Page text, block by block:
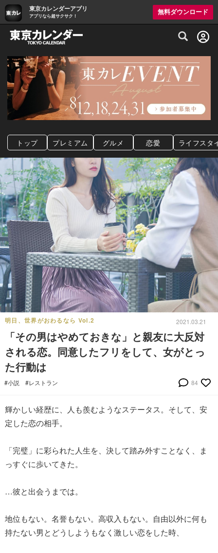
東京カレンダーアプリ
アプリなら超サクサク！
無料ダウンロード
グルメ情報・プレミアムレストラン予約
トップ プレミアム グルメ 恋愛 ライフスタ
明日、世界がおわるなら Vol.2 2021.03.21
「その男はやめておきな」と親友に大反対
される恋。同意したフリをして、女がとっ
た行動は
#小説 #レストラン 84
輝かしい経歴に、人も羨むようなステータス。そして、安
定した恋の相手。
「完璧」に彩られた人生を、決して踏み外すことなく、ま
っすぐに歩いてきた。
…彼と出会うまでは。
地位もない。名誉もない。高収入もない。自由以外に何も
持たない男とどうしようもなく激しい恋をした時、